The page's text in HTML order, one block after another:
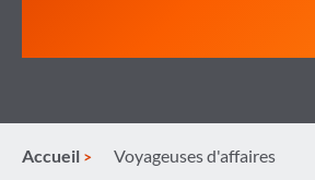
Accueil Voyageuses d'affaires